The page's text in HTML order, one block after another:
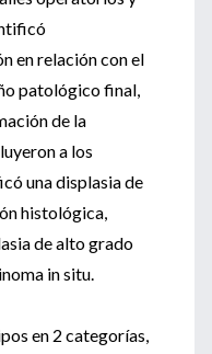
en relación con el
patológico final,
de la
a los
una displasia de
histológica,
de alto grado
in situ.
en 2 categorías,